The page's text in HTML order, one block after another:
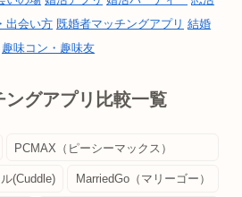
出会い方 既婚者マッチングアプリ 結婚
趣味コン・趣味友
ングアプリ比較一覧
PCMAX（ピーシーマックス）
(Cuddle) MarriedGo（マリーゴー）